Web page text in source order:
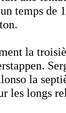
temps de
la
la
les longs